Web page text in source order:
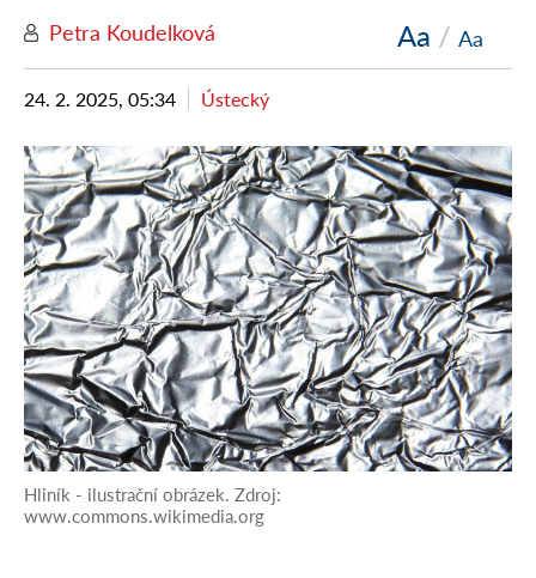
Petra Koudelková Aa / Aa
24. 2. 2025, 05:34 Ústecký
Hliník - ilustrační obrázek. Zdroj:
www.commons.wikimedia.org